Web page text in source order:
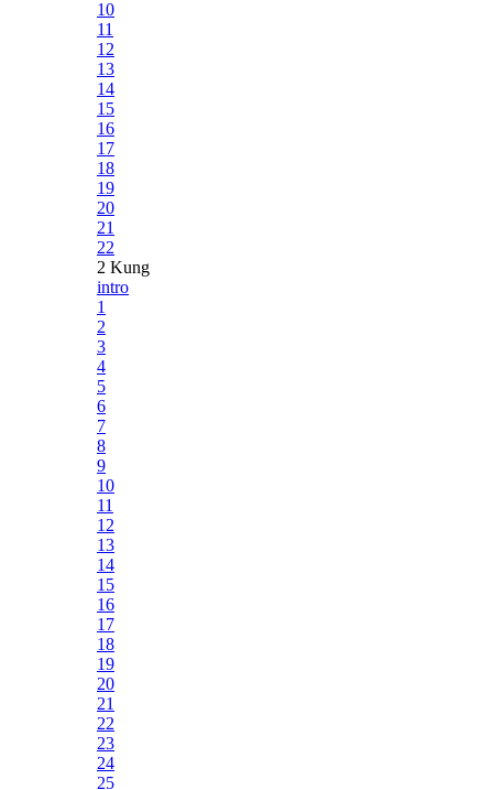
10
11
12
13
14
15
16
17
18
19
20
21
22
2 Kung
intro
1
2
3
4
5
6
7
8
9
10
11
12
13
14
15
16
17
18
19
20
21
22
23
24
25